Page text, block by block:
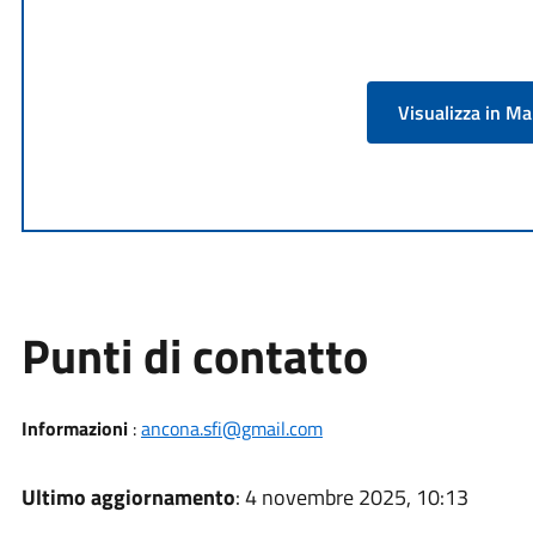
Visualizza in
Punti di contatto
Informazioni:ancona.sfi@gmail.com
Ultimo aggiornamento: 4 novembre 2025, 10:13